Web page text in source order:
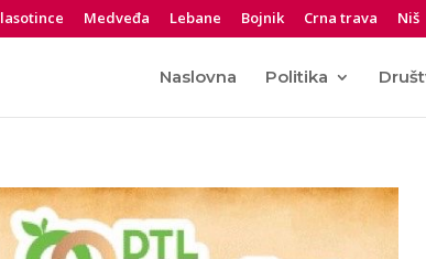
Medveđa Lebane Bojnik Crna trava Niš
Naslovna Politika